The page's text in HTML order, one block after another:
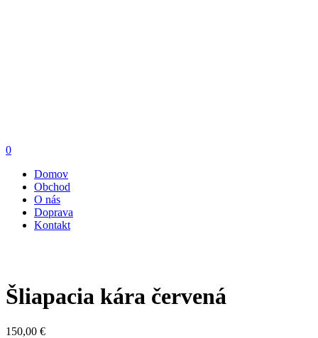
0
Domov
Obchod
O nás
Doprava
Kontakt
Šliapacia kára červená
150,00 €